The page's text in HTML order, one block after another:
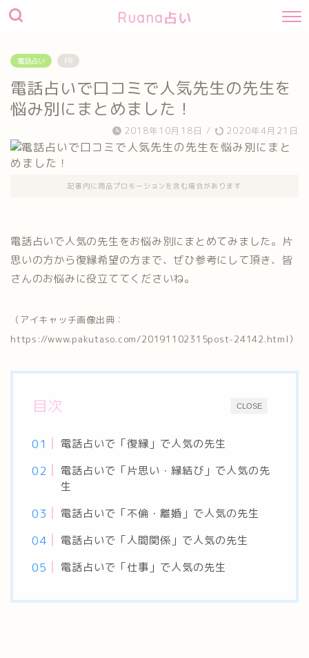
Ruana占い
電話占い PR
電話占いで口コミで人気先生の先生を
悩み別にまとめました！
2018年10月18日 / 2020年4月21日
記事内に商品プロモーションを含む場合があります
電話占いで人気の先生をお悩み別にまとめてみました。片
思いの方から復縁希望の方まで、ぜひ参考にして頂き、皆
さんのお悩みに役立ててくださいね。
（アイキャッチ画像出典：
https://www.pakutaso.com/20191102315post-24142.html）
CLOSE
目次
電話占いで「復縁」で人気の先生
電話占いで「片思い・縁結び」で人気の先
生
電話占いで「不倫・離婚」で人気の先生
電話占いで「人間関係」で人気の先生
電話占いで「仕事」で人気の先生